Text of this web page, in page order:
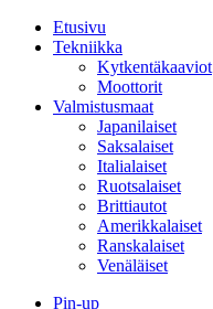
Etusivu
Tekniikka
Kytkentäkaaviot
Moottorit
Valmistusmaat
Japanilaiset
Saksalaiset
Italialaiset
Ruotsalaiset
Brittiautot
Amerikkalaiset
Ranskalaiset
Venäläiset
Pin-up